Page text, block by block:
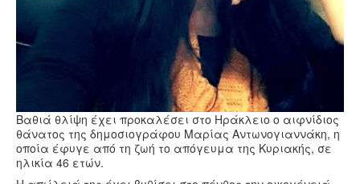
Βαθιά θλίψη έχει προκαλέσει στο Ηράκλειο ο αιφνίδιος
θάνατος της δημοσιογράφου Μαρίας Αντωνογιαννάκη, η
οποία έφυγε από τη ζωή το απόγευμα της Κυριακής, σε
ηλικία 46 ετών.